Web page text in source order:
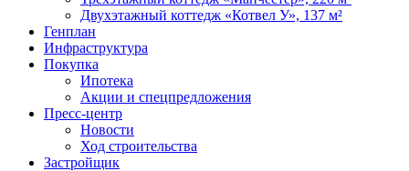
Двухэтажный коттедж «Котвел У», 137 м²
Генплан
Инфраструктура
Покупка
Ипотека
Акции и спецпредложения
Пресс-центр
Новости
Ход строительства
Застройщик